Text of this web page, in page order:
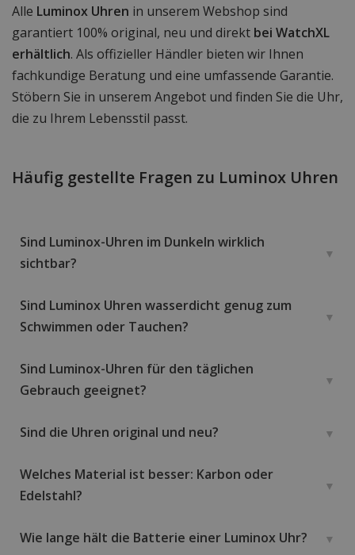
Alle Luminox Uhren in unserem Webshop sind
garantiert 100% original, neu und direkt bei WatchXL
erhältlich. Als offizieller Händler bieten wir Ihnen
fachkundige Beratung und eine umfassende Garantie.
Stöbern Sie in unserem Angebot und finden Sie die Uhr,
die zu Ihrem Lebensstil passt.
Häufig gestellte Fragen zu Luminox Uhren
Sind Luminox-Uhren im Dunkeln wirklich
sichtbar?
Sind Luminox Uhren wasserdicht genug zum
Schwimmen oder Tauchen?
Sind Luminox-Uhren für den täglichen
Gebrauch geeignet?
Sind die Uhren original und neu?
Welches Material ist besser: Karbon oder
Edelstahl?
Wie lange hält die Batterie einer Luminox Uhr?